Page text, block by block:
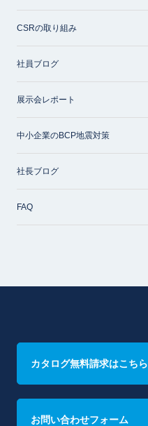
CSRの取り組み
社員ブログ
展示会レポート
中小企業のBCP地震対策
社長ブログ
FAQ
カタログ無料請求はこちら
お問い合わせフォーム